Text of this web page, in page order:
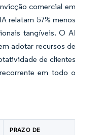
comercial em
relatam 57% menos
tangíveis. O AI
adotar recursos de
de clientes
em todo o
PRAZO DE